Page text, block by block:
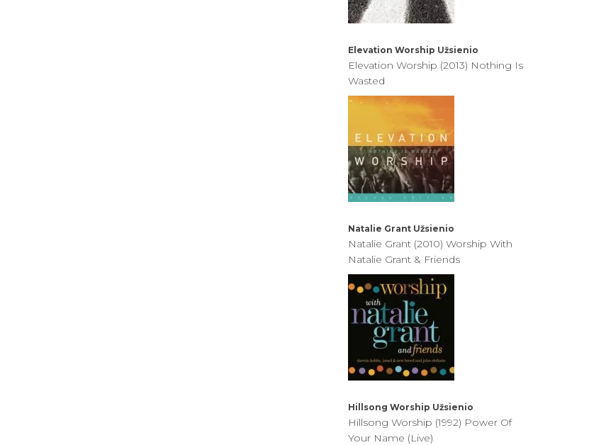
Elevation Worship Užsienio
Elevation Worship (2013) Nothing Is
Wasted
Natalie Grant Užsienio
Natalie Grant (2010) Worship With
Natalie Grant & Friends
Hillsong Worship Užsienio
Hillsong Worship (1992) Power Of
Your Name (Live)